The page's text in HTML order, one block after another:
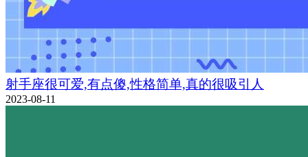
射手座很可爱,有点傻,性格简单,真的很吸引人
2023-08-11